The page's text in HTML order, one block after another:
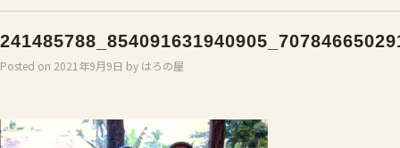
Posted on 2021年9月9日 by はろの屋